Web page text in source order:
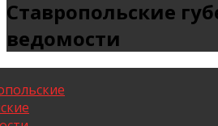
Ставропольские
ведомости